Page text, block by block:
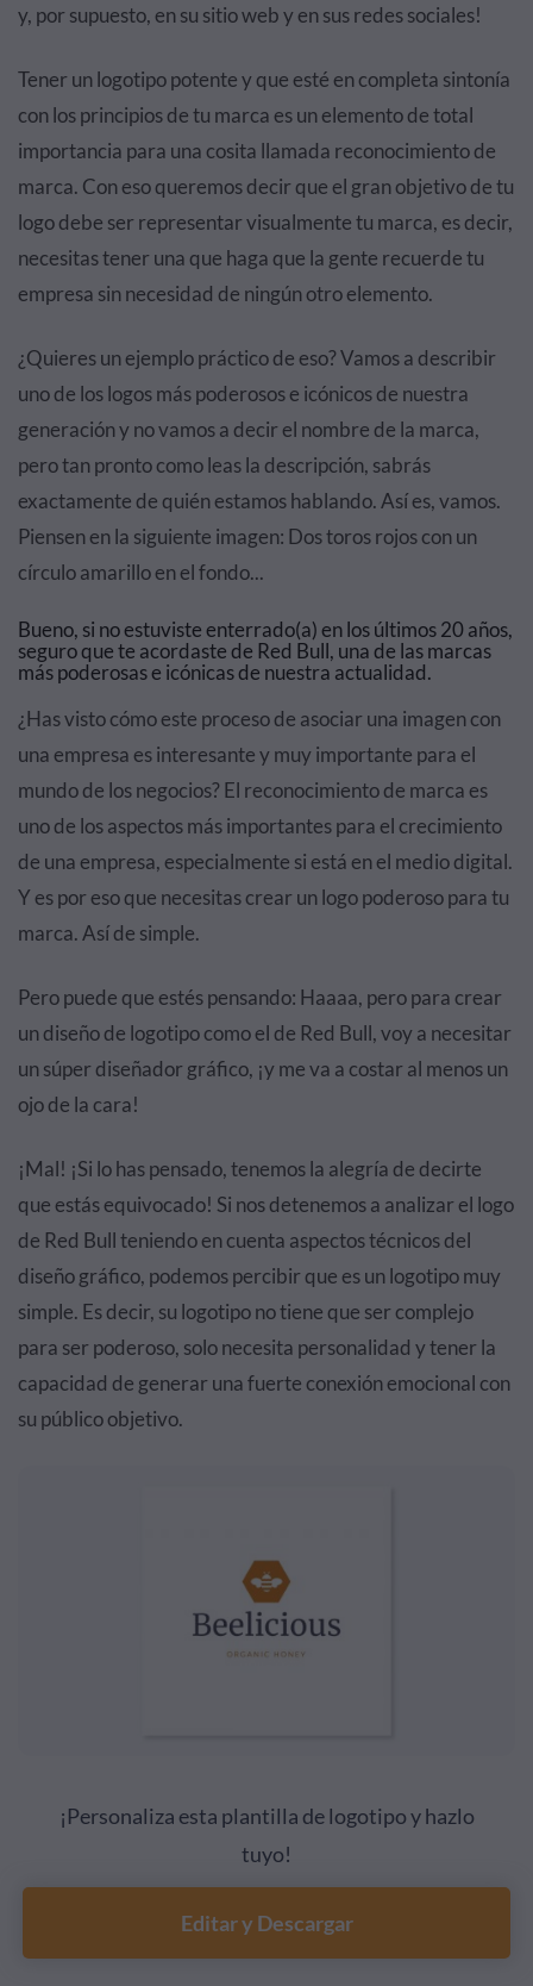
y, por supuesto, en su sitio web y en sus redes sociales!
Tener un logotipo potente y que esté en completa sintonía
con los principios de tu marca es un elemento de total
importancia para una cosita llamada reconocimiento de
marca. Con eso queremos decir que el gran objetivo de tu
logo debe ser representar visualmente tu marca, es decir,
necesitas tener una que haga que la gente recuerde tu
empresa sin necesidad de ningún otro elemento.
¿Quieres un ejemplo práctico de eso? Vamos a describir
uno de los logos más poderosos e icónicos de nuestra
generación y no vamos a decir el nombre de la marca,
pero tan pronto como leas la descripción, sabrás
exactamente de quién estamos hablando. Así es, vamos.
Piensen en la siguiente imagen: Dos toros rojos con un
círculo amarillo en el fondo...
Bueno, si no estuviste enterrado(a) en los últimos 20 años,
seguro que te acordaste de Red Bull, una de las marcas
más poderosas e icónicas de nuestra actualidad.
¿Has visto cómo este proceso de asociar una imagen con
una empresa es interesante y muy importante para el
mundo de los negocios? El reconocimiento de marca es
uno de los aspectos más importantes para el crecimiento
de una empresa, especialmente si está en el medio digital.
Y es por eso que necesitas crear un logo poderoso para tu
marca. Así de simple.
Pero puede que estés pensando: Haaaa, pero para crear
un diseño de logotipo como el de Red Bull, voy a necesitar
un súper diseñador gráfico, ¡y me va a costar al menos un
ojo de la cara!
¡Mal! ¡Si lo has pensado, tenemos la alegría de decirte
que estás equivocado! Si nos detenemos a analizar el logo
de Red Bull teniendo en cuenta aspectos técnicos del
diseño gráfico, podemos percibir que es un logotipo muy
simple. Es decir, su logotipo no tiene que ser complejo
para ser poderoso, solo necesita personalidad y tener la
capacidad de generar una fuerte conexión emocional con
su público objetivo.
¡Personaliza esta plantilla de logotipo y hazlo
tuyo!
Editar y Descargar